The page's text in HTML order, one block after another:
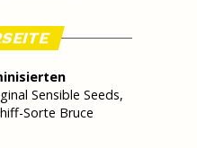
Sensible Seeds,
Sorte Bruce